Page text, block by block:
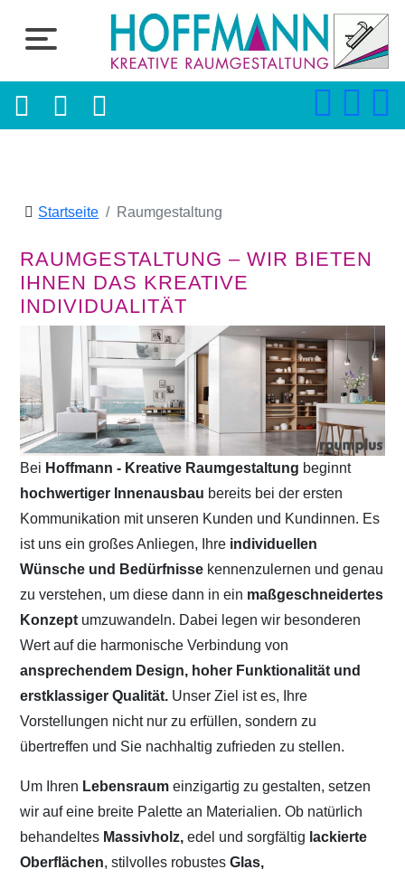
Startseite Raumgestaltung
RAUMGESTALTUNG – WIR BIETEN
IHNEN DAS KREATIVE
INDIVIDUALITÄT
Bei Hoffmann - Kreative Raumgestaltung beginnt
hochwertiger Innenausbau bereits bei der ersten
Kommunikation mit unseren Kunden und Kundinnen. Es
ist uns ein großes Anliegen, Ihre individuellen
Wünsche und Bedürfnisse kennenzulernen und genau
zu verstehen, um diese dann in ein maßgeschneidertes
Konzept umzuwandeln. Dabei legen wir besonderen
Wert auf die harmonische Verbindung von
ansprechendem Design, hoher Funktionalität und
erstklassiger Qualität. Unser Ziel ist es, Ihre
Vorstellungen nicht nur zu erfüllen, sondern zu
übertreffen und Sie nachhaltig zufrieden zu stellen.
Um Ihren Lebensraumeinzigartig zu gestalten, setzen
wir auf eine breite Palette an Materialien. Ob natürlich
behandeltes Massivholz, edel und sorgfältig lackierte
Oberflächen, stilvolles robustesGlas,